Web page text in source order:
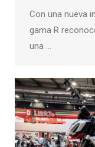
Con una nueva
gama R
una …